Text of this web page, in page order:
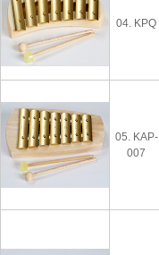
04. KPQ
05. KAP-
007